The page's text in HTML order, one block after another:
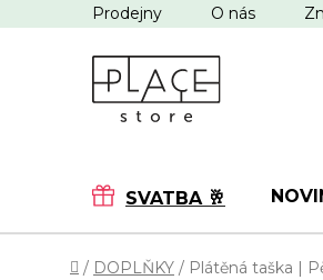
na
Prodejny O nás
SVATBA 🥂
Domů
/ DOPLŇKY / Plátěná taška |